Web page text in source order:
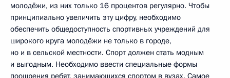
молодёжи, из них только 16 процентов регулярно. Чтобы
принципиально увеличить эту цифру, необходимо
обеспечить общедоступность спортивных учреждений для
широкого круга молодёжи не только в городе,
но и в сельской местности. Спорт должен стать модным
и выгодным. Необходимо ввести специальные формы
поощрения ребят, занимающихся спортом в вузах. Самое